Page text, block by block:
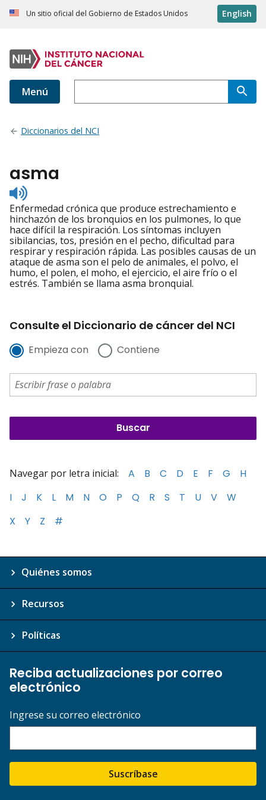
Un sitio oficial del Gobierno de Estados Unidos English
Menú
Diccionarios del NCI
asma
Listen
to
pronunciation
Enfermedad crónica que produce estrechamiento e
hinchazón de los bronquios en los pulmones, lo que
hace difícil la respiración. Los síntomas incluyen
sibilancias, tos, presión en el pecho, dificultad para
respirar y respiración rápida. Las posibles causas de un
ataque de asma son el pelo de animales, el polvo, el
humo, el polen, el moho, el ejercicio, el aire frío o el
estrés. También se llama asma bronquial.
Consulte el Diccionario de cáncer del NCI
Empieza con Contiene
Navegar por letra inicial: A B C D E F G
H
I
J K L M N O P Q R S T U V
W
X
Y Z #
Quiénes somos
Recursos
Políticas
Reciba actualizaciones por correo
electrónico
Ingrese su correo electrónico
Suscríbase